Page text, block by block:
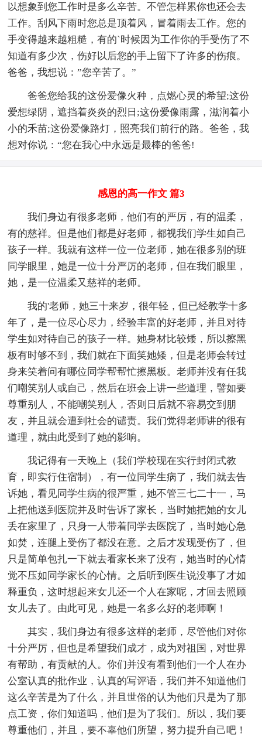
以想象到您工作时是多么辛苦。不管怎样累你也还会去
工作。刮风下雨时您总是顶着风，冒着雨去工作。您的
手变得越来越粗糙，有的`时候因为工作你的手受伤了不
知道有多少次，伤好以后您的手上留下了许多的伤痕。
爸爸，我想说：”您辛苦了。”
爸爸您给我的这份爱像火种，点燃心灵的希望;这份
爱想绿阴，遮挡着炎炎的烈日;这份爱像雨露，滋润着小
小的禾苗;这份爱像路灯，照亮我们前行的路。爸爸，我
想对你说：“您在我心中永远是最棒的爸爸!
感恩的高一作文 篇3
我们身边有很多老师，他们有的严厉，有的温柔，
有的慈祥。但是他们都是好老师，都视我们学生如自己
孩子一样。我就有这样一位一位老师，她在很多别的班
同学眼里，她是一位十分严厉的老师，但在我们眼里，
她，是一位温柔又慈祥的老师。
我的'老师，她三十来岁，很年轻，但已经教学十多
年了，是一位尽心尽力，经验丰富的好老师，并且对待
学生如对待自己的孩子一样。她身材比较矮，所以擦黑
板有时够不到，我们就在下面笑她矮，但是老师会转过
身来笑着问有哪位同学帮帮忙擦黑板。老师并没有任我
们嘲笑别人或自己，然后在班会上讲一些道理，譬如要
尊重别人，不能嘲笑别人，否则日后就不容易交到朋
友，并且就会遭到社会的谴责。我们觉得老师讲的很有
道理，就由此受到了她的影响。
我记得有一天晚上（我们学校现在实行封闭式教
育，即实行住宿制），有一位同学生病了，我们就去告
诉她，看见同学生病的很严重，她不管三七二十一，马
上把他送到医院并及时告诉了家长，当时她把她的女儿
丢在家里了，只身一人带着同学去医院了，当时她心急
如焚，连腿上受伤了都没在意。之后才发现受伤了，但
只是简单包扎一下就去看家长来了没有，她当时的心情
觉不压如同学家长的心情。之后听到医生说没事了才如
释重负，这时想起来女儿还一个人在家呢，才回去照顾
女儿去了。由此可见，她是一名多么好的老师啊！
其实，我们身边有很多这样的老师，尽管他们对你
十分严厉，但也是希望我们成才，成为对祖国，对世界
有帮助，有贡献的人。你们并没有看到他们一个人在办
公室认真的批作业，认真的写评语，我们并不知道他们
这么辛苦是为了什么，并且世俗的认为他们只是为了那
点工资，你们知道吗，他们是为了我们。所以，我们要
尊重他们，并且，要不辜他们所望，努力提升自己吧！